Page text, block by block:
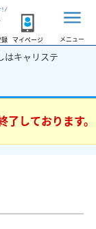
録 マイページ メニュー
はキャリステ
しております。